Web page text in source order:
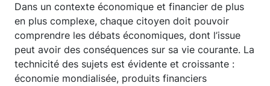
Dans un contexte économique et financier de plus
en plus complexe, chaque citoyen doit pouvoir
comprendre les débats économiques, dont l’issue
peut avoir des conséquences sur sa vie courante. La
technicité des sujets est évidente et croissante :
économie mondialisée, produits financiers